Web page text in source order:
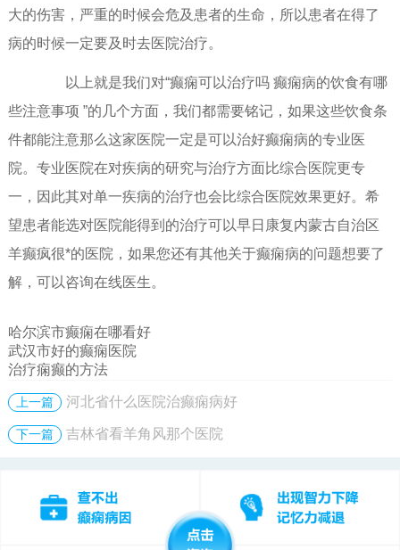
大的伤害，严重的时候会危及患者的生命，所以患者在得了
病的时候一定要及时去医院治疗。
以上就是我们对“癫痫可以治疗吗 癫痫病的饮食有哪
些注意事项 ”的几个方面，我们都需要铭记，如果这些饮食条
件都能注意那么这家医院一定是可以治好癫痫病的专业医
院。专业医院在对疾病的研究与治疗方面比综合医院更专
一，因此其对单一疾病的治疗也会比综合医院效果更好。希
望患者能选对医院能得到的治疗可以早日康复内蒙古自治区
羊癫疯很*的医院，如果您还有其他关于癫痫病的问题想要了
解，可以咨询在线医生。
哈尔滨市癫痫在哪看好
武汉市好的癫痫医院
治疗痫癫的方法
上一篇 河北省什么医院治癫痫病好
下一篇 吉林省看羊角风那个医院